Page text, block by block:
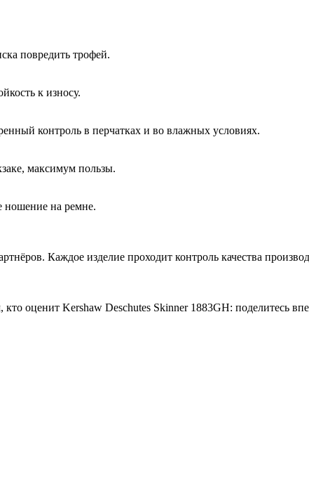
повредить трофей.
к износу.
контроль в перчатках и во влажных условиях.
максимум пользы.
на ремне.
Каждое изделие проходит контроль качества
оценит Kershaw Deschutes Skinner 1883GH: поделитесь